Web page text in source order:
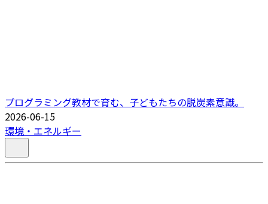
プログラミング教材で育む、子どもたちの脱炭素意識。
2026-06-15
環境・エネルギー